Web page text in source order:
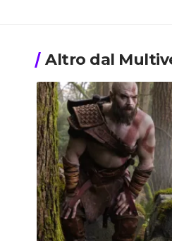
Altro dal